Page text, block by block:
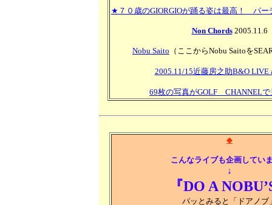
★７０歳のGIORGIOが踊る姿は最高！ パー
Non Chords2005.11.6
Nobu Saito （ここからNobu Saitoを
2005.11/15近藤房之助B&O LIVE
69枚の写真がGOLF CHANNELで
◆
こんなライブも企画してい
↓
『DO A
パッとみると「ドアノブ